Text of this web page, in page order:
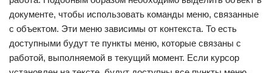
документе, чтобы использовать команды меню, связанные
с объектом. Эти меню зависимы от контекста. То есть
доступными будут те пункты меню, которые связаны с
работой, выполняемой в текущий момент. Если курсор